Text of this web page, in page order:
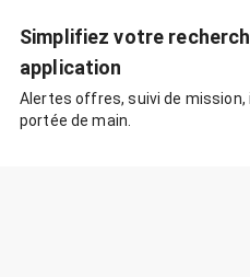
Simplifiez votre
application
Alertes offres, suivi de
portée de main.